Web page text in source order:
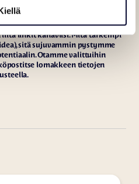
Resortia kohtaan! Pyydämme
jotta voimme arvioida
sujuvasti ja tasapuolisesti.
liitä linkit kanaviisi. Mitä tarkempi
sitä sujuvammin pystymme
Otamme valittuihin
lomakkeen tietojen